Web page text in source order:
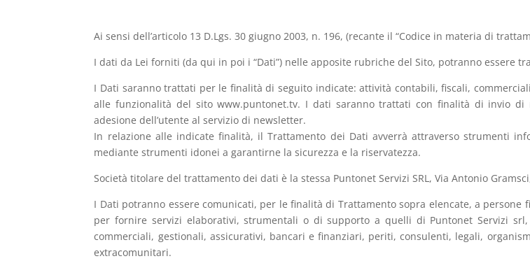
Ai sensi dell’articolo 13 D.Lgs. 30 giugno 2003, n. 196, (recante il “Codice in materia di
I dati da Lei forniti (da qui in poi i “Dati”) nelle apposite rubriche del Sito, potranno essere
I Dati saranno trattati per le finalità di seguito indicate: attività contabili, fiscali,
alle funzionalità del sito www.puntonet.tv. I dati saranno trattati con finalità di invio
adesione dell’utente al servizio di newsletter.
In relazione alle indicate finalità, il Trattamento dei Dati avverrà attraverso strumenti
mediante strumenti idonei a garantirne la sicurezza e la riservatezza.
Società titolare del trattamento dei dati è la stessa Puntonet Servizi SRL, Via Antonio
I Dati potranno essere comunicati, per le finalità di Trattamento sopra elencate, a
per fornire servizi elaborativi, strumentali o di supporto a quelli di Puntonet Servizi
commerciali, gestionali, assicurativi, bancari e finanziari, periti, consulenti, legali,
extracomunitari.